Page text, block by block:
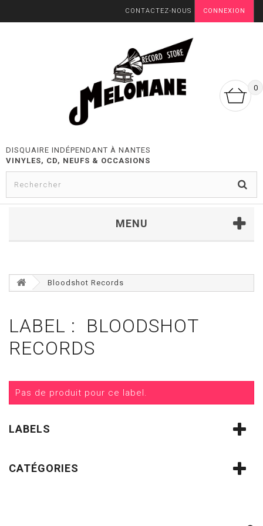
CONNEXION
CONTACTEZ-NOUS
0
DISQUAIRE INDÉPENDANT À NANTES
VINYLES, CD, NEUFS & OCCASIONS
MENU
Bloodshot Records
LABEL : BLOODSHOT
RECORDS
Pas de produit pour ce label.
LABELS
CATÉGORIES